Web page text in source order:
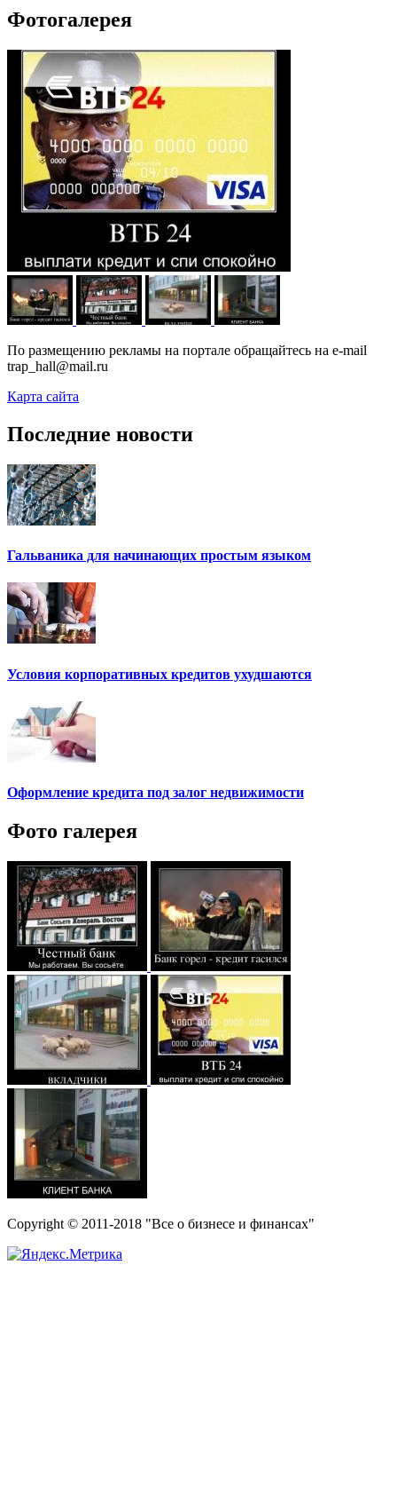
Фотогалерея
По размещению рекламы на портале обращайтесь на e-mail
trap_hall@mail.ru
Карта сайта
Последние новости
Гальваника для начинающих простым языком
Условия корпоративных кредитов ухудшаются
Оформление кредита под залог недвижимости
Фото галерея
Copyright © 2011-2018 "Все о бизнесе и финансах"